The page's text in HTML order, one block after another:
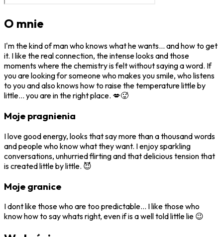
O mnie
I'm the kind of man who knows what he wants... and how to get
it. I like the real connection, the intense looks and those
moments where the chemistry is felt without saying a word. If
you are looking for someone who makes you smile, who listens
to you and also knows how to raise the temperature little by
little... you are in the right place. 💋🥵
Moje pragnienia
I love good energy, looks that say more than a thousand words
and people who know what they want. I enjoy sparkling
conversations, unhurried flirting and that delicious tension that
is created little by little. 😈
Moje granice
I dont like those who are too predictable... I like those who
know how to say whats right, even if is a well told little lie 😉